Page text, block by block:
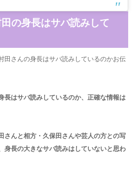
の身長はサバ読みして
田さんの身長はサバ読みしているのかお伝
長はサバ読みしているのか、正確な情報は
さんと相方・久保田さんや芸人の方との写
身長の大きなサバ読みはしていないと思わ